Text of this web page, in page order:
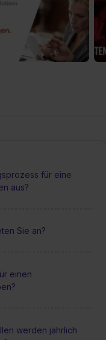
für eine
aus?
Sie an?
einen
werden jährlich